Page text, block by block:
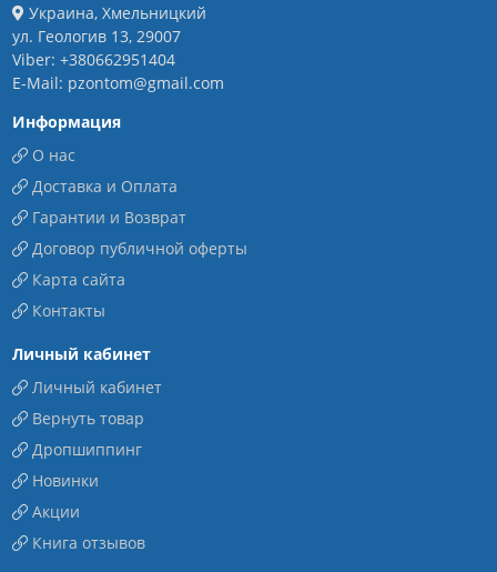
Украина, Хмельницкий
ул. Геологив 13, 29007
Viber: +380662951404
E-Mail: pzontom@gmail.com
Информация
О нас
Доставка и Оплата
Гарантии и Возврат
Договор публичной оферты
Карта сайта
Контакты
Личный кабинет
Личный кабинет
Вернуть товар
Дропшиппинг
Новинки
Акции
Книга отзывов